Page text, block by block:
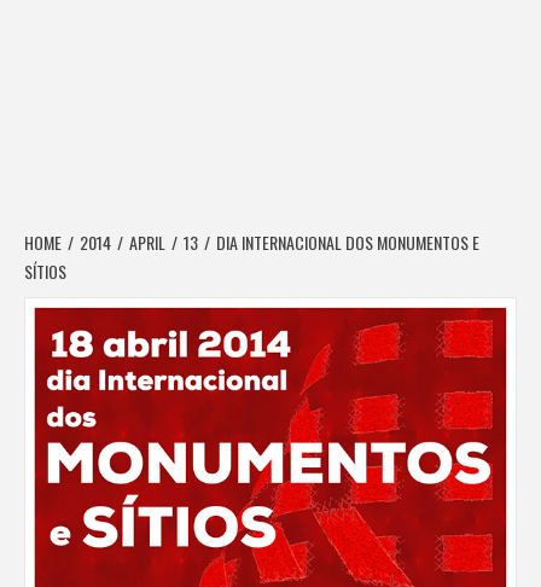
HOME 2014 APRIL 13
DIA INTERNACIONAL DOS MONUMENTOS E
SÍTIOS